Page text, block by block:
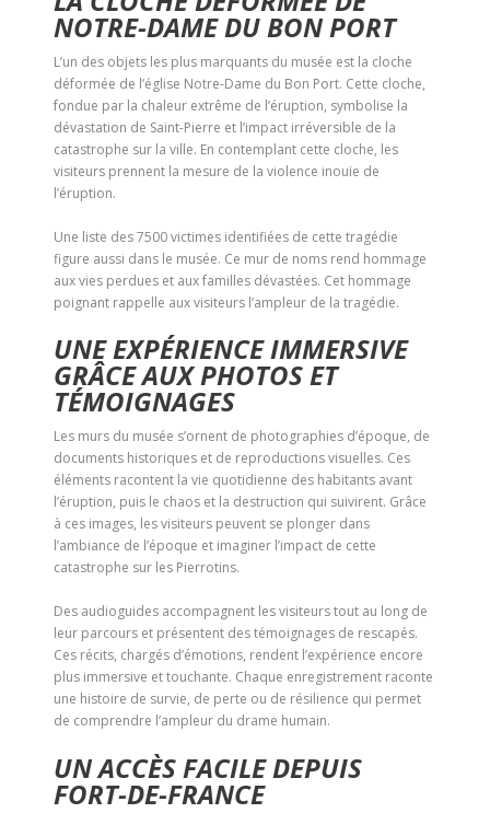
NOTRE-DAME DU BON PORT
L’un des objets les plus marquants du musée est la cloche
déformée de l’église Notre-Dame du Bon Port. Cette cloche,
fondue par la chaleur extrême de l’éruption, symbolise la
dévastation de Saint-Pierre et l’impact irréversible de la
catastrophe sur la ville. En contemplant cette cloche, les
visiteurs prennent la mesure de la violence inouïe de
l’éruption.
Une liste des 7500 victimes identifiées de cette tragédie
figure aussi dans le musée. Ce mur de noms rend hommage
aux vies perdues et aux familles dévastées. Cet hommage
poignant rappelle aux visiteurs l’ampleur de la tragédie.
UNE EXPÉRIENCE IMMERSIVE
GRÂCE AUX PHOTOS ET
TÉMOIGNAGES
Les murs du musée s’ornent de photographies d’époque, de
documents historiques et de reproductions visuelles. Ces
éléments racontent la vie quotidienne des habitants avant
l’éruption, puis le chaos et la destruction qui suivirent. Grâce
à ces images, les visiteurs peuvent se plonger dans
l’ambiance de l’époque et imaginer l’impact de cette
catastrophe sur les Pierrotins.
Des audioguides accompagnent les visiteurs tout au long de
leur parcours et présentent des témoignages de rescapés.
Ces récits, chargés d’émotions, rendent l’expérience encore
plus immersive et touchante. Chaque enregistrement raconte
une histoire de survie, de perte ou de résilience qui permet
de comprendre l’ampleur du drame humain.
UN ACCÈS FACILE DEPUIS
FORT-DE-FRANCE